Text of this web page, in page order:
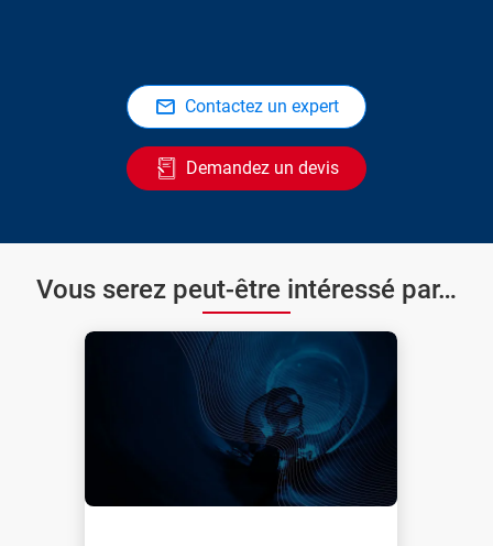
Contactez un expert
Demandez un devis
Vous serez peut-être intéressé par…